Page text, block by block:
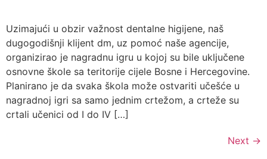
Uzimajući u obzir važnost dentalne higijene, naš
dugogodišnji klijent dm, uz pomoć naše agencije,
organizirao je nagradnu igru u kojoj su bile uključene
osnovne škole sa teritorije cijele Bosne i Hercegovine.
Planirano je da svaka škola može ostvariti učešće u
nagradnoj igri sa samo jednim crtežom, a crteže su
crtali učenici od I do IV […]
Next →